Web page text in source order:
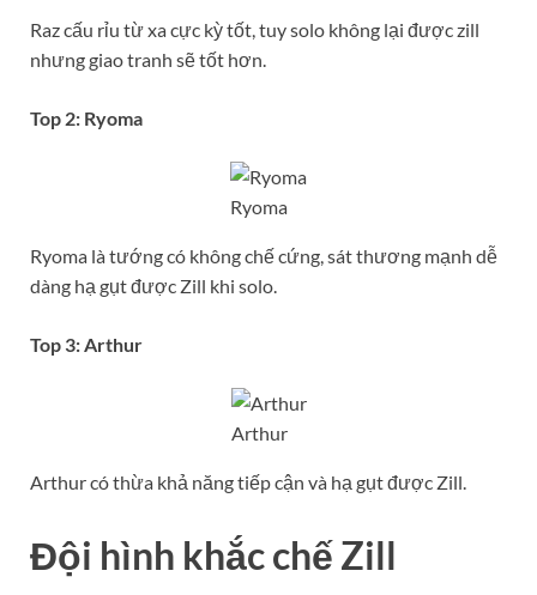
Raz cấu rỉu từ xa cực kỳ tốt, tuy solo không lại được zill
nhưng giao tranh sẽ tốt hơn.
Top 2: Ryoma
Ryoma
Ryoma là tướng có không chế cứng, sát thương mạnh dễ
dàng hạ gụt được Zill khi solo.
Top 3: Arthur
Arthur
Arthur có thừa khả năng tiếp cận và hạ gụt được Zill.
Đội hình khắc chế Zill